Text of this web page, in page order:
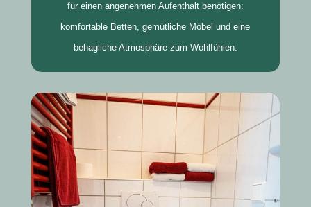
für einen angenehmen Aufenthalt benötigen:
komfortable Betten, gemütliche Möbel und eine
behagliche Atmosphäre zum Wohlfühlen.